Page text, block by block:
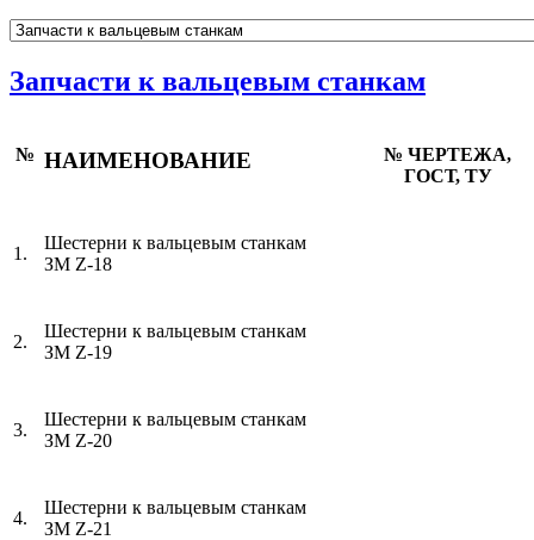
Запчасти к вальцевым станкам
№ НАИМЕНОВАНИЕ
№ ЧЕРТЕЖА,
ГОСТ, ТУ
1.
Шестерни к вальцевым станкам
ЗМ Z-18
2.
Шестерни к вальцевым станкам
ЗМ Z-19
3.
Шестерни к вальцевым станкам
ЗМ Z-20
4.
Шестерни к вальцевым станкам
ЗМ Z-21